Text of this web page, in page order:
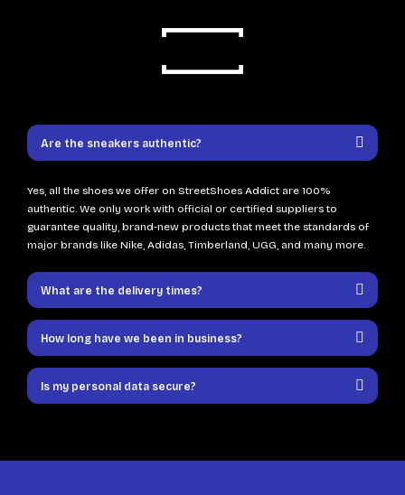
Are the sneakers authentic?
Yes, all the shoes we offer on StreetShoes Addict are 100%
authentic. We only work with official or certified suppliers to
guarantee quality, brand-new products that meet the standards of
major brands like Nike, Adidas, Timberland, UGG, and many more.
What are the delivery times?
How long have we been in business?
Is my personal data secure?